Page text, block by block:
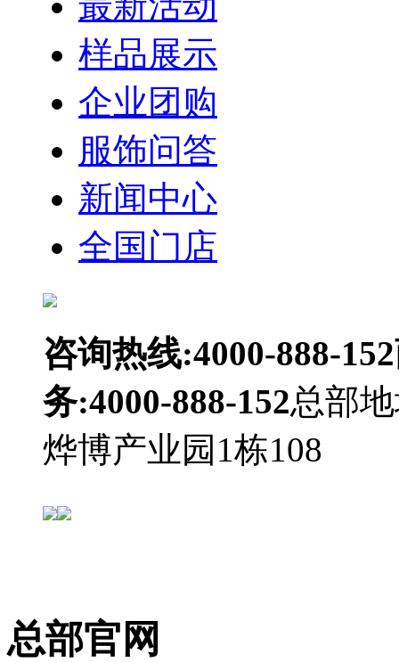
样品展示
企业团购
服饰问答
新闻中心
全国门店
咨询热线:4000-888-152
务:4000-888-152总部
烨博产业园1栋108
总部官网